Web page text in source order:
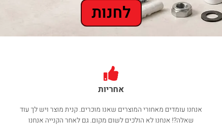
לחנות
אחריות
אנחנו עומדים מאחורי המוצרים שאנו מוכרים. קנית מוצר ויש לך עוד
שאלה?! אנחנו לא הולכים לשום מקום. גם לאחר הקנייה אנחנו